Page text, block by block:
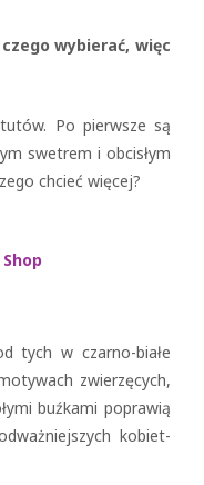
wybierać, więc
Po pierwsze są
swetrem i obcisłym
chcieć więcej?
tych w czarno-białe
zwierzęcych,
buźkami poprawią
kobiet-